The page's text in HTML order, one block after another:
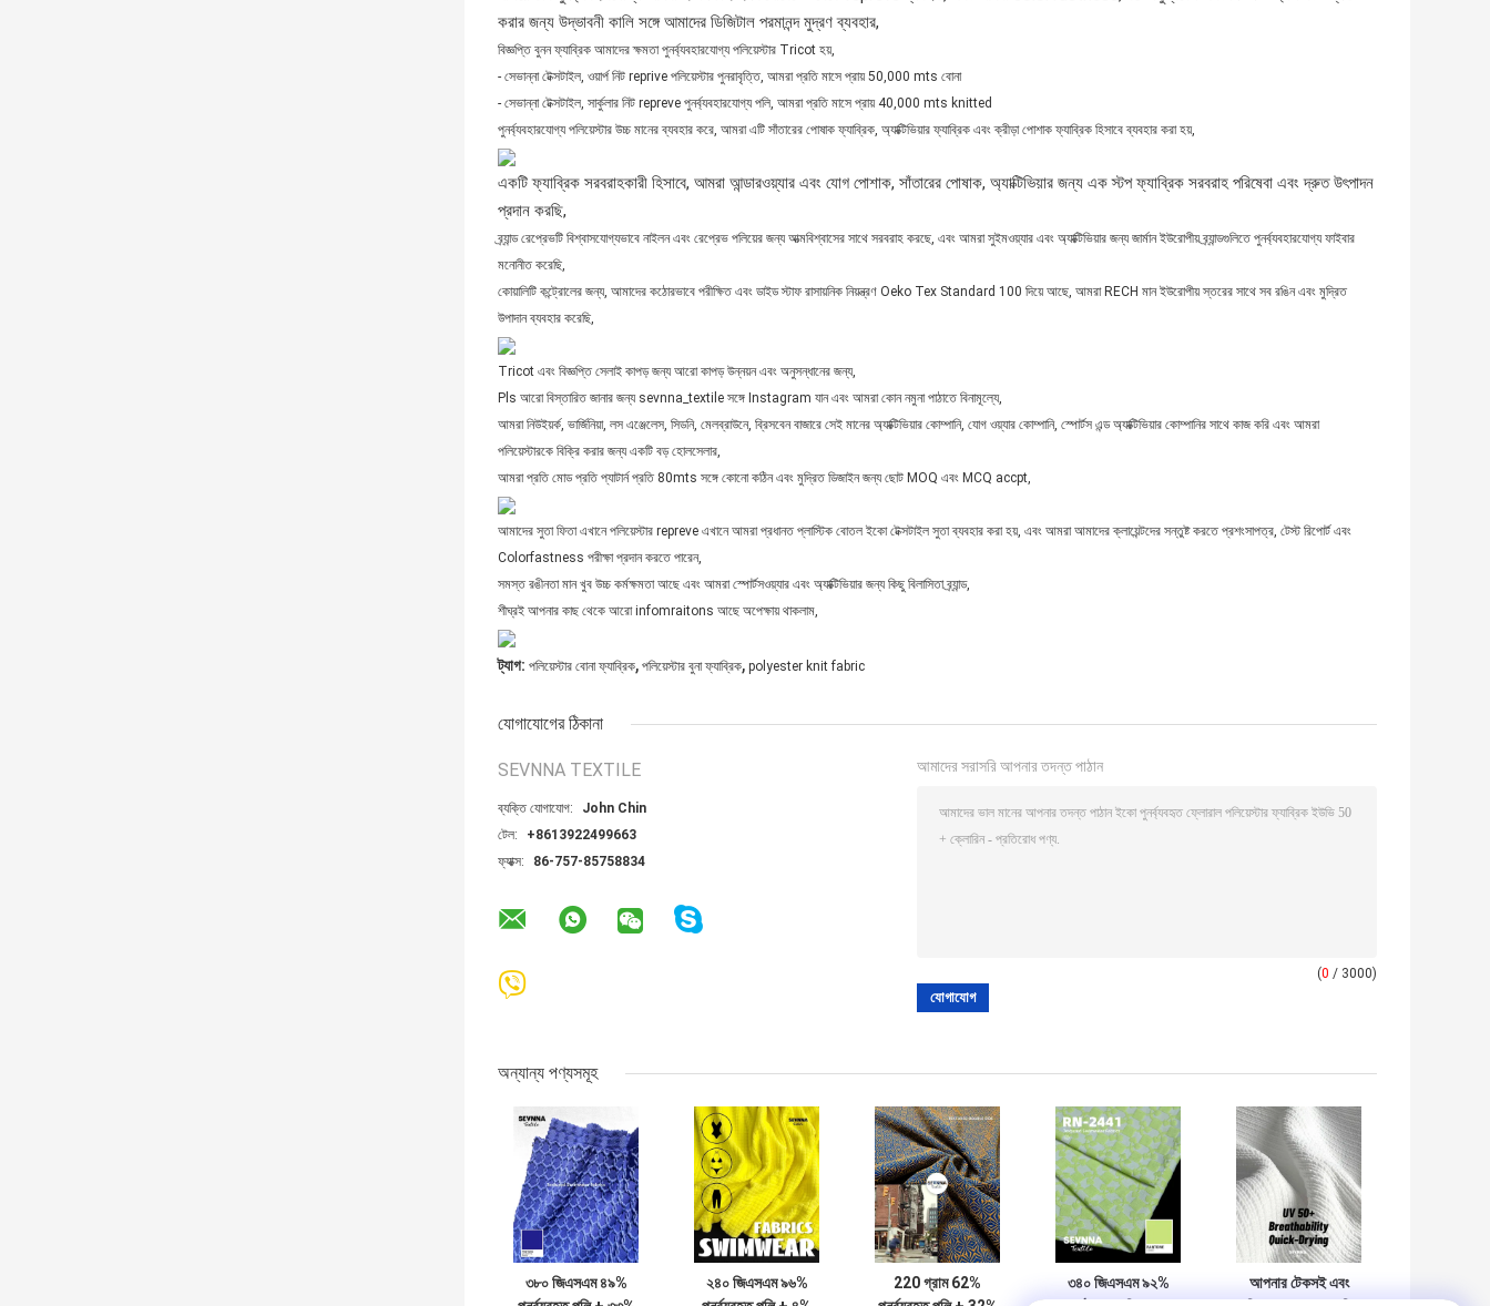
করার জন্য উদ্ভাবনী কালি সঙ্গে আমাদের ডিজিটাল পরমানন্দ মুদ্রণ ব্যবহার,
বিজ্ঞপ্তি বুনন ফ্যাব্রিক আমাদের ক্ষমতা পুনর্ব্যবহারযোগ্য পলিয়েস্টার Tricot হয়,
- সেভান্না টেক্সটাইল, ওয়ার্প নিট reprive পলিয়েস্টার পুনরাবৃত্তি, আমরা প্রতি মাসে প্রায় 50,000 mts বোনা
- সেভান্না টেক্সটাইল, সার্কুলার নিট repreve পুনর্ব্যবহারযোগ্য পলি, আমরা প্রতি মাসে প্রায় 40,000 mts knitted
পুনর্ব্যবহারযোগ্য পলিয়েস্টার উচ্চ মানের ব্যবহার করে, আমরা এটি সাঁতারের পোষাক ফ্যাব্রিক, অ্যাক্টিভিয়ার ফ্যাব্রিক এবং ক্রীড়া পোশাক ফ্যাব্রিক হিসাবে ব্যবহার করা হয়,
একটি ফ্যাব্রিক সরবরাহকারী হিসাবে, আমরা আন্ডারওয়্যার এবং যোগ পোশাক, সাঁতারের পোষাক, অ্যাক্টিভিয়ার জন্য এক স্টপ ফ্যাব্রিক সরবরাহ পরিষেবা এবং দ্রুত উৎপাদন
প্রদান করছি,
ব্র্যান্ড রেপ্রেভটি বিশ্বাসযোগ্যভাবে নাইলন এবং রেপ্রেভ পলিয়ের জন্য আত্মবিশ্বাসের সাথে সরবরাহ করছে, এবং আমরা সুইমওয়্যার এবং অ্যাক্টিভিয়ার জন্য জার্মান ইউরোপীয় ব্র্যান্ডগুলিতে পুনর্ব্যবহারযোগ্য ফাইবার
মনোনীত করেছি,
কোয়ালিটি কন্ট্রোলের জন্য, আমাদের কঠোরভাবে পরীক্ষিত এবং ডাইড স্টাফ রাসায়নিক নিয়ন্ত্রণ Oeko Tex Standard 100 দিয়ে আছে, আমরা RECH মান ইউরোপীয় স্তরের সাথে সব রঙিন এবং মুদ্রিত
উপাদান ব্যবহার করেছি,
Tricot এবং বিজ্ঞপ্তি সেলাই কাপড় জন্য আরো কাপড় উন্নয়ন এবং অনুসন্ধানের জন্য,
Pls আরো বিস্তারিত জানার জন্য sevnna_textile সঙ্গে Instagram যান এবং আমরা কোন নমুনা পাঠাতে বিনামূল্যে,
আমরা নিউইয়র্ক, ভার্জিনিয়া, লস এঞ্জেলেস, সিডনি, মেলব্রাউনে, ব্রিসবেন বাজারে সেই মানের অ্যাক্টিভিয়ার কোম্পানি, যোগ ওয়্যার কোম্পানি, স্পোর্টস এন্ড অ্যাক্টিভিয়ার কোম্পানির সাথে কাজ করি এবং আমরা
পলিয়েস্টারকে বিক্রি করার জন্য একটি বড় হোলসেলার,
আমরা প্রতি মোড প্রতি প্যাটার্ন প্রতি 80mts সঙ্গে কোনো কঠিন এবং মুদ্রিত ডিজাইন জন্য ছোট MOQ এবং MCQ accpt,
আমাদের সুতা ফিতা এখানে পলিয়েস্টার repreve এখানে আমরা প্রধানত প্লাস্টিক বোতল ইকো টেক্সটাইল সুতা ব্যবহার করা হয়, এবং আমরা আমাদের ক্লায়েন্টদের সন্তুষ্ট করতে প্রশংসাপত্র, টেস্ট রিপোর্ট এবং
Colorfastness পরীক্ষা প্রদান করতে পারেন,
সমস্ত রঙীনতা মান খুব উচ্চ কর্মক্ষমতা আছে এবং আমরা স্পোর্টসওয়্যার এবং অ্যাক্টিভিয়ার জন্য কিছু বিলাসিতা ব্র্যান্ড,
শীঘ্রই আপনার কাছ থেকে আরো infomraitons আছে অপেক্ষায় থাকলাম,
ট্যাগ: পলিয়েস্টার বোনা ফ্যাব্রিক, পলিয়েস্টার বুনা ফ্যাব্রিক, polyester knit fabric
যোগাযোগের ঠিকানা
SEVNNA TEXTILE
ব্যক্তি যোগাযোগ:
John Chin
টেল:
+8613922499663
ফ্যাক্স:
86-757-85758834
আমাদের সরাসরি আপনার তদন্ত পাঠান
(0 / 3000)
অন্যান্য পণ্যসমূহ
৩৮০ জিএসএম ৪৯%
২৪০ জিএসএম ৯৬%
220 গ্রাম 62%
৩৪০ জিএসএম ৯২%
আপনার টেকসই এবং